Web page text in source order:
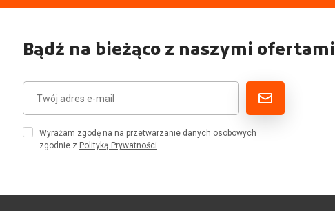
Bądź na bieżąco z naszymi ofertami
Wyrażam zgodę na na przetwarzanie danych osobowych
zgodnie z Polityką Prywatności.